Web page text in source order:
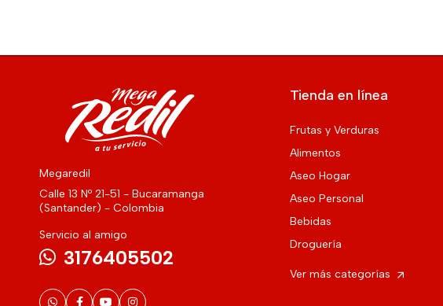
Megaredil
Calle 13 Nº 21-51 - Bucaramanga
(Santander) - Colombia
Servicio al amigo
3176405502
Tienda en línea
Frutas y Verduras
Alimentos
Aseo Hogar
Aseo Personal
Bebidas
Droguería
Ver más categorías